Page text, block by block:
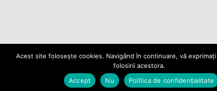
Acest site folosește cookies. Navigând în continuare, vă
folosirii acestora.
Accept
Nu Politica de confidențialitate